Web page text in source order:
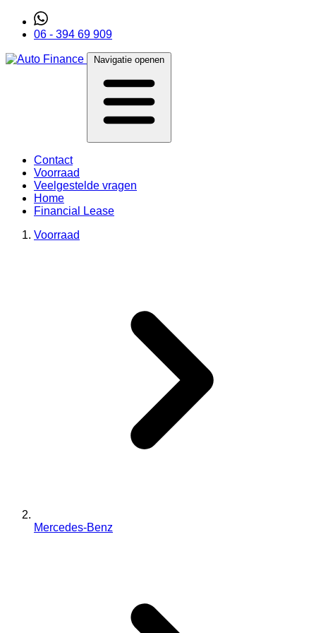
06 - 394 69 909
Navigatie openen
Contact
Voorraad
Veelgestelde vragen
Home
Financial Lease
Voorraad
Mercedes-Benz